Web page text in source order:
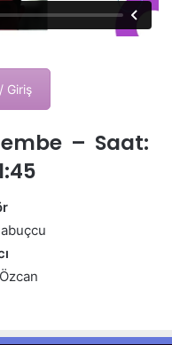
Giriş
– Saat: